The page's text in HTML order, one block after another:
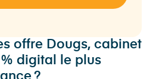
offre Dougs, cabinet
digital le plus